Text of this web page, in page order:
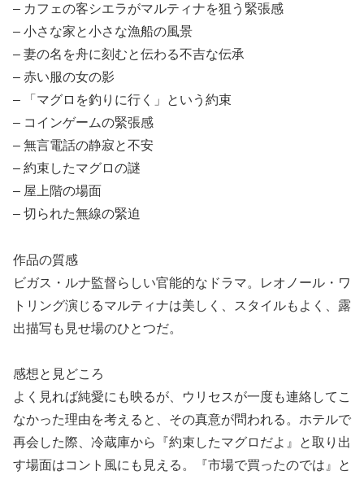
– カフェの客シエラがマルティナを狙う緊張感
– 小さな家と小さな漁船の風景
– 妻の名を舟に刻むと伝わる不吉な伝承
– 赤い服の女の影
– 「マグロを釣りに行く」という約束
– コインゲームの緊張感
– 無言電話の静寂と不安
– 約束したマグロの謎
– 屋上階の場面
– 切られた無線の緊迫
作品の質感
ビガス・ルナ監督らしい官能的なドラマ。レオノール・ワ
トリング演じるマルティナは美しく、スタイルもよく、露
出描写も見せ場のひとつだ。
感想と見どころ
よく見れば純愛にも映るが、ウリセスが一度も連絡してこ
なかった理由を考えると、その真意が問われる。ホテルで
再会した際、冷蔵庫から『約束したマグロだよ』と取り出
す場面はコント風にも見える。『市場で買ったのでは』と